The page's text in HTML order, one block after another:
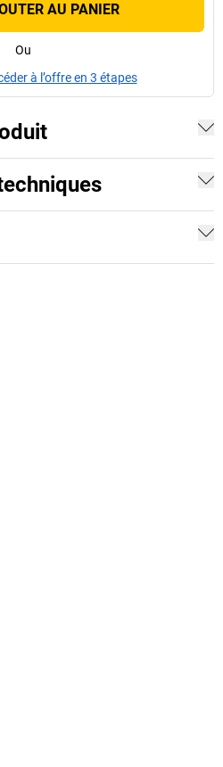
AU PANIER
Ou
à l’offre en 3 étapes